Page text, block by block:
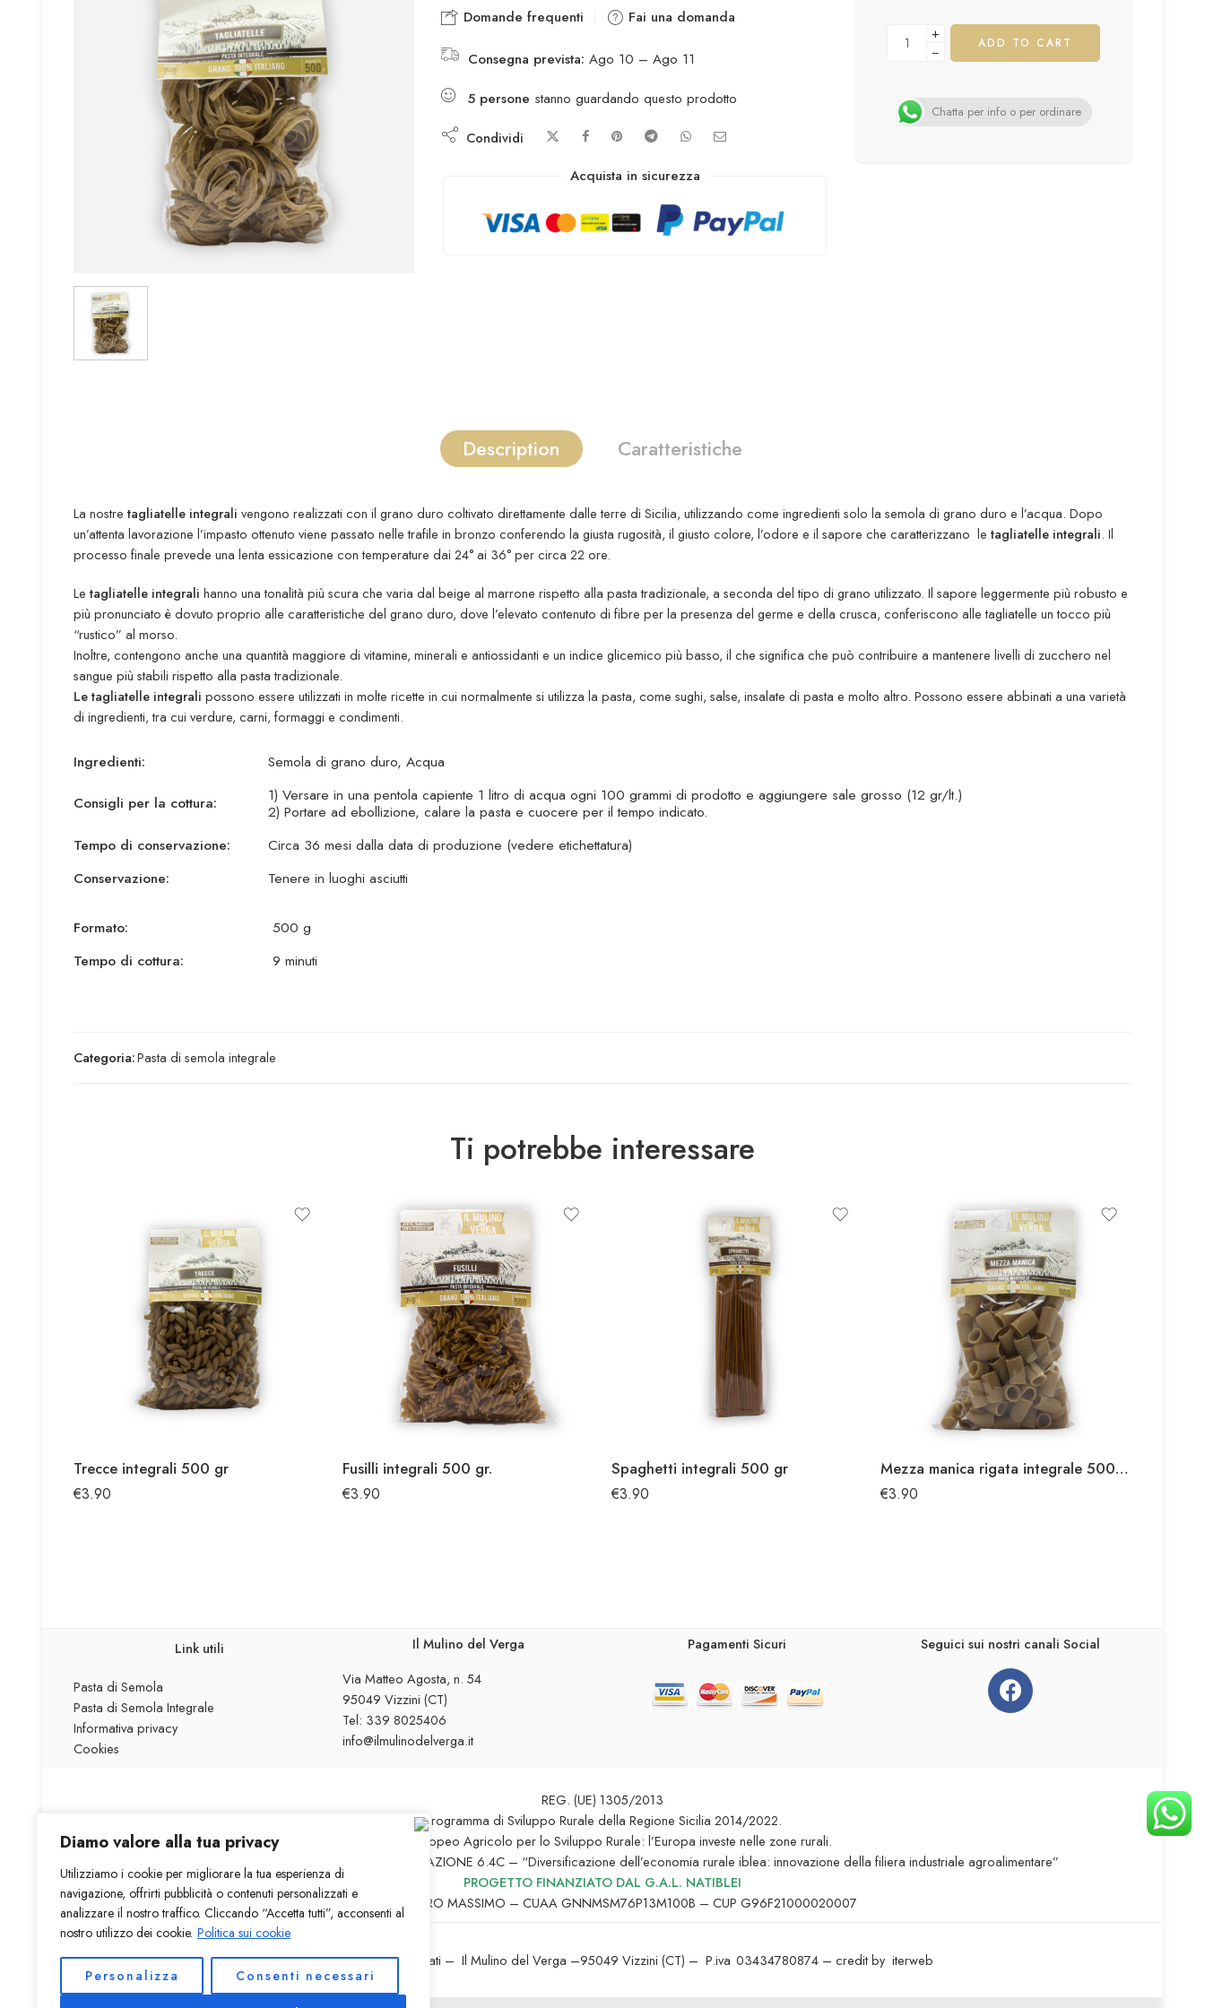
Diamo valore alla tua privacy
Utilizziamo i cookie per migliorare la tua esperienza di
navigazione, offrirti pubblicità o contenuti personalizzati e
analizzare il nostro traffico. Cliccando “Accetta tutti”, acconsenti al
nostro utilizzo dei cookie. Politica sui cookie
Personalizza Consenti necessari
Domande frequenti Fai una domanda
Consegna prevista: Ago 10 – Ago 11
5 persone stanno guardando questo prodotto
Condividi
Acquista in sicurezza
+
−
ADD TO CART
Chatta per info o per ordinare
Description Caratteristiche
La nostre tagliatelle integrali vengono realizzati con il grano duro coltivato direttamente dalle terre di Sicilia, utilizzando come ingredienti solo la semola di grano duro e l’acqua. Dopo
un’attenta lavorazione l’impasto ottenuto viene passato nelle trafile in bronzo conferendo la giusta rugosità, il giusto colore, l’odore e il sapore che caratterizzano le tagliatelle integrali. Il
processo finale prevede una lenta essicazione con temperature dai 24° ai 36° per circa 22 ore.
Le tagliatelle integrali hanno una tonalità più scura che varia dal beige al marrone rispetto alla pasta tradizionale, a seconda del tipo di grano utilizzato. Il sapore leggermente più robusto e
più pronunciato è dovuto proprio alle caratteristiche del grano duro, dove l’elevato contenuto di fibre per la presenza del germe e della crusca, conferiscono alle tagliatelle un tocco più
“rustico” al morso.
Inoltre, contengono anche una quantità maggiore di vitamine, minerali e antiossidanti e un indice glicemico più basso, il che significa che può contribuire a mantenere livelli di zucchero nel
sangue più stabili rispetto alla pasta tradizionale.
Le tagliatelle integrali possono essere utilizzati in molte ricette in cui normalmente si utilizza la pasta, come sughi, salse, insalate di pasta e molto altro. Possono essere abbinati a una varietà
di ingredienti, tra cui verdure, carni, formaggi e condimenti.
Ingredienti:
Semola di grano duro, Acqua
Consigli per la cottura:
1) Versare in una pentola capiente 1 litro di acqua ogni 100 grammi di prodotto e aggiungere sale grosso (12 gr/lt.)
2) Portare ad ebollizione, calare la pasta e cuocere per il tempo indicato.
Tempo di conservazione:
Circa 36 mesi dalla data di produzione (vedere etichettatura)
Conservazione:
Tenere in luoghi asciutti
Formato:
500 g
Tempo di cottura:
9 minuti
Categoria:Pasta di semola integrale
Ti potrebbe interessare
Trecce integrali 500 gr
€3.90
Fusilli integrali 500 gr.
€3.90
Spaghetti integrali 500 gr
€3.90
Mezza manica rigata integrale 500 gr.
€3.90
Link utili
Pasta di Semola
Pasta di Semola Integrale
Informativa privacy
Cookies
Il Mulino del Verga
Via Matteo Agosta, n. 54
95049 Vizzini (CT)
Tel: 339 8025406
info@ilmulinodelverga.it
Pagamenti Sicuri Seguici sui nostri canali Social
REG. (UE) 1305/2013
Programma di Sviluppo Rurale della Regione Sicilia 2014/2022.
Fondo Europeo Agricolo per lo Sviluppo Rurale: l’Europa investe nelle zone rurali.
Bando: n. 37861 – GAL NATIBLEI – 19.2 – OPERAZIONE 6.4C – “Diversificazione dell’economia rurale iblea: innovazione della filiera industriale agroalimentare”
PROGETTO FINANZIATO DAL G.A.L. NATIBLEI
Ditta: GENNARO MASSIMO – CUAA GNNMSM76P13M100B – CUP G96F21000020007
© 2023 – Tutti i diritti riservati – Il Mulino del Verga –95049 Vizzini (CT) – P.iva 03434780874 – credit by iterweb